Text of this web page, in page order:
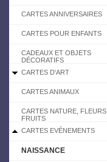
CARTES ANNIVERSAIRES
CARTES POUR ENFANTS
CADEAUX ET OBJETS
DÉCORATIFS
CARTES D'ART
CARTES ANIMAUX
CARTES NATURE, FLEURS,
FRUITS
CARTES EVÉNEMENTS
NAISSANCE